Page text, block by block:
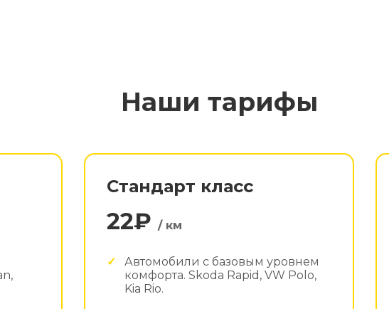
Наши тарифы
Стандарт класс
22₽ / км
Автомобили с базовым уровнем
комфорта. Skoda Rapid, VW Polo,
Kia Rio.